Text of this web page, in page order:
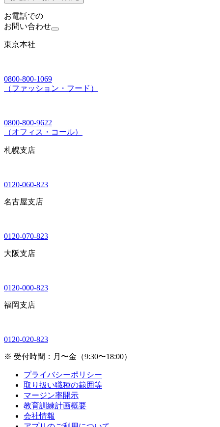
お電話での
お問い合わせ
東京本社
0800-800-1069
（ファッション・フード）
0800-800-9622
（オフィス・コール）
札幌支店
0120-060-823
名古屋支店
0120-070-823
大阪支店
0120-000-823
福岡支店
0120-020-823
※ 受付時間：月〜金（9:30〜18:00）
プライバシーポリシー
取り扱い職種の範囲等
マージン率開示
教育訓練計画概要
会社情報